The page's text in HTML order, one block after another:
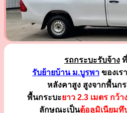
รถกระบะรับจ้าง
รับย้ายบ้าน ม.บูรพา ของเร
หลังคาสูง สูงจากพื้นก
พื้นกระบะยาว 2.3 เมตร กว้า
ลักษณะเป็นตู้อลูมิเนียมทึ